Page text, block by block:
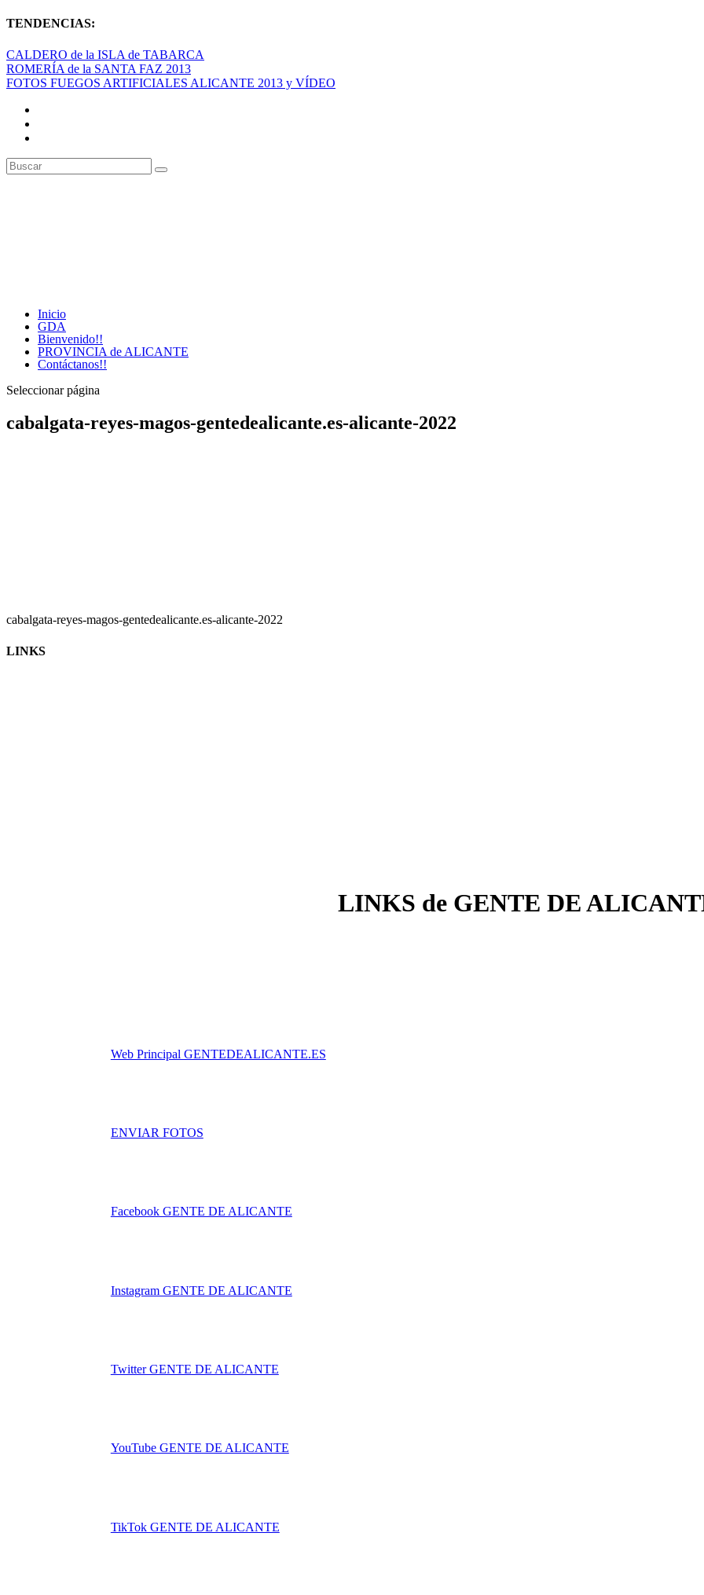
TENDENCIAS:
CALDERO de la ISLA de TABARCA
ROMERÍA de la SANTA FAZ 2013
FOTOS FUEGOS ARTIFICIALES ALICANTE 2013 y VÍDEO
Inicio
GDA
Bienvenido!!
PROVINCIA de ALICANTE
Contáctanos!!
Seleccionar página
cabalgata-reyes-magos-gentedealicante.es-alicante-2022
cabalgata-reyes-magos-gentedealicante.es-alicante-2022
LINKS
LINKS de GENTE DE
Web Principal GENTEDEALICANTE.ES
ENVIAR FOTOS
Facebook GENTE DE ALICANTE
Instagram GENTE DE ALICANTE
Twitter GENTE DE ALICANTE
YouTube GENTE DE ALICANTE
TikTok GENTE DE ALICANTE